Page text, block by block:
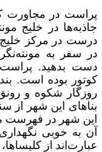
پراست در مجاورت
جاذبه‌ها در خلیج
درست در مرکز خلیج
در سفر به
دست بدهید.
کوتور بوده است.
روزگار شکوه و
بناهای این شهر از
این شهر در فهرست
آن به خوبی
عبارت‌اند از